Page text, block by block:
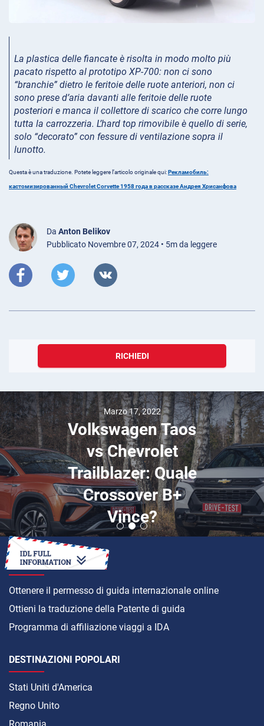
La plastica delle fiancate è risolta in modo molto più
pacato rispetto al prototipo XP-700: non ci sono
“branchie” dietro le feritoie delle ruote anteriori, non ci
sono prese d’aria davanti alle feritoie delle ruote
posteriori e manca il collettore di scarico che corre lungo
tutta la carrozzeria. L’hard top rimovibile è quello di serie,
solo “decorato” con fessure di ventilazione sopra il
lunotto.
Questa è una traduzione. Potete leggere l’articolo originale qui:Рекламобиль:
кастомизированный Chevrolet Corvette 1958 года в рассказе Андрея Хрисанфова
Da Anton Belikov
Pubblicato Novembre 07, 2024 • 5m da leggere
RICHIEDI
Marzo 17, 2022
Volkswagen Taos
vs Chevrolet
Trailblazer: Quale
Crossover B+
Vince?
COME
Ottenere il permesso di guida internazionale online
Ottieni la traduzione della Patente di guida
Programma di affiliazione viaggi a IDA
DESTINAZIONI POPOLARI
Stati Uniti d'America
Regno Unito